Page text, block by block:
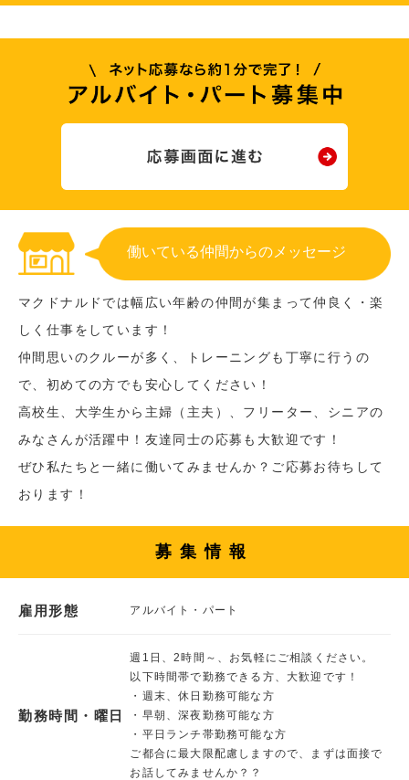
働いている仲間からのメッセージ
マクドナルドでは幅広い年齢の仲間が集まって仲良く・楽
しく仕事をしています！
仲間思いのクルーが多く、トレーニングも丁寧に行うの
で、初めての方でも安心してください！
高校生、大学生から主婦（主夫）、フリーター、シニアの
みなさんが活躍中！友達同士の応募も大歓迎です！
ぜひ私たちと一緒に働いてみませんか？ご応募お待ちして
おります！
募集情報
雇用形態 アルバイト・パート
勤務時間・曜日
週1日、2時間～、お気軽にご相談ください。
以下時間帯で勤務できる方、大歓迎です！
・週末、休日勤務可能な方
・早朝、深夜勤務可能な方
・平日ランチ帯勤務可能な方
ご都合に最大限配慮しますので、まずは面接で
お話してみませんか？？